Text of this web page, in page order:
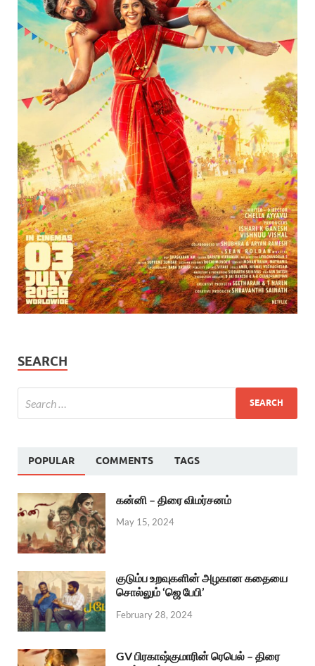
SEARCH
POPULAR COMMENTS TAGS
கன்னி – திரை விமர்சனம்
May 15, 2024
குடும்ப உறவுகளின் அழகான கதையை
சொல்லும் ‘ஜெ பேபி’
February 28, 2024
GV பிரகாஷ்குமாரின் ரெபெல் – திரை